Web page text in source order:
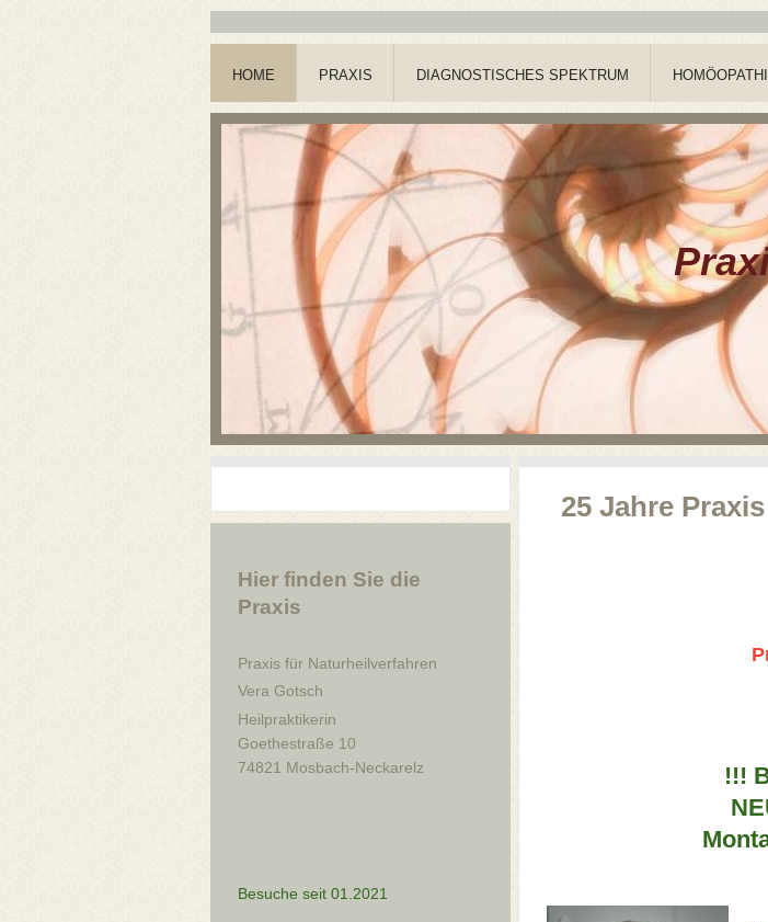
HOME PRAXIS DIAGNOSTISCHES SPEKTRUM
25 Jahre
!!!
Hier finden Sie die
Praxis
Praxis für Naturheilverfahren
Vera Gotsch
Heilpraktikerin
Goethestraße 10
74821 Mosbach-Neckarelz
Besuche seit 01.2021